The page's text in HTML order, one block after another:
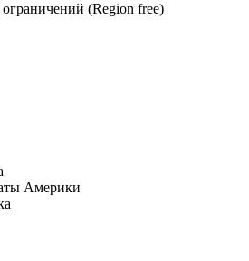
(Region free)
Америки